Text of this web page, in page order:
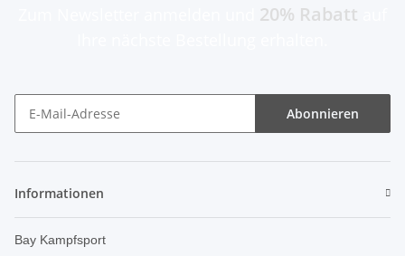
20% Rabatt
Abonnieren
Informationen
Bay Kampfsport